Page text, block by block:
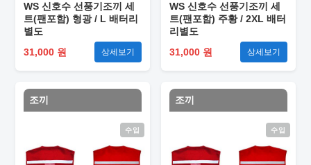
WS 신호수 선풍기조끼 세
트(팬포함) 형광 / L 배터리
별도
31,000 원
상세보기
WS 신호수 선풍기조끼 세
트(팬포함) 주황 / 2XL 배터
리별도
31,000 원
상세보기
조끼
수입
조끼
수입